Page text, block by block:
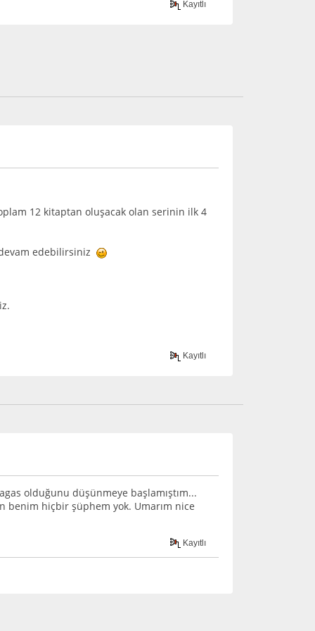
Kayıtlı
12 kitaptan oluşacak olan serinin ilk 4
edebilirsiniz
Kayıtlı
olduğunu düşünmeye başlamıştım...
benim hiçbir şüphem yok. Umarım nice
Kayıtlı